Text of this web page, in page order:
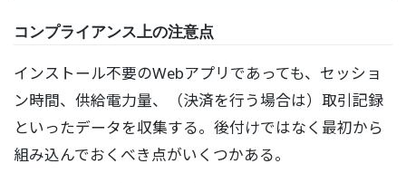
コンプライアンス上の注意点
インストール不要のWebアプリであっても、セッショ
ン時間、供給電力量、（決済を行う場合は）取引記録
といったデータを収集する。後付けではなく最初から
組み込んでおくべき点がいくつかある。